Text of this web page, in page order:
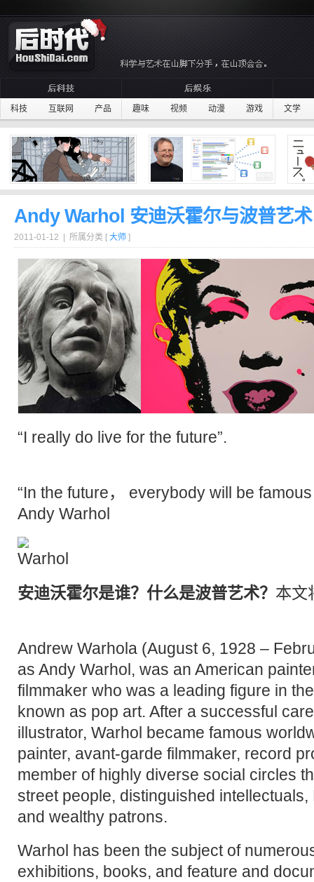
科技 互联网 产品 趣味 视频 动漫 游戏 文学
Andy Warhol 安迪沃霍尔与波普艺术
2011-01-12 | 所属分类 [ 大师 ]
“I really do live for the future”.
“In the future， everybody will be
Andy Warhol
安迪沃霍尔是谁？什么是波普艺术？ 本文
Andrew Warhola (August 6, 1928 –
as Andy Warhol, was an American
filmmaker who was a leading figure in
known as pop art. After a successful
illustrator, Warhol became famous
painter, avant-garde filmmaker, record
member of highly diverse social circles
street people, distinguished
and wealthy patrons.
Warhol has been the subject of
exhibitions, books, and feature and